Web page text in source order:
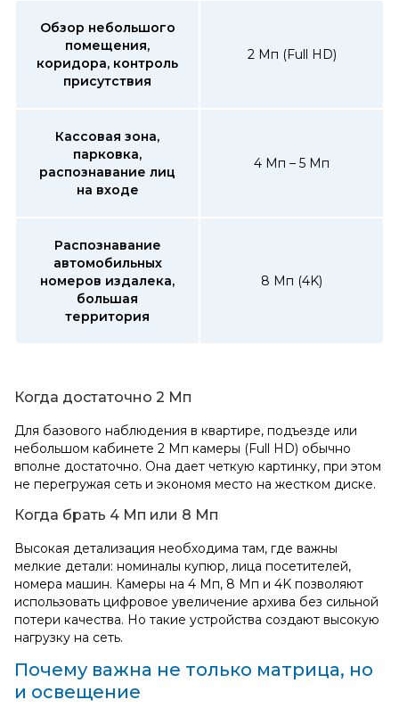
Обзор небольшого
помещения,
коридора, контроль
присутствия
2 Мп (Full HD)
Кассовая зона,
парковка,
распознавание лиц
на входе
4 Мп – 5 Мп
Распознавание
автомобильных
номеров издалека,
большая
территория
8 Мп (4K)
Когда достаточно 2 Мп
Для базового наблюдения в квартире, подъезде или
небольшом кабинете 2 Мп камеры (Full HD) обычно
вполне достаточно. Она дает четкую картинку, при этом
не перегружая сеть и экономя место на жестком диске.
Когда брать 4 Мп или 8 Мп
Высокая детализация необходима там, где важны
мелкие детали: номиналы купюр, лица посетителей,
номера машин. Камеры на 4 Мп, 8 Мп и 4K позволяют
использовать цифровое увеличение архива без сильной
потери качества. Но такие устройства создают высокую
нагрузку на сеть.
Почему важна не только матрица, но
и освещение